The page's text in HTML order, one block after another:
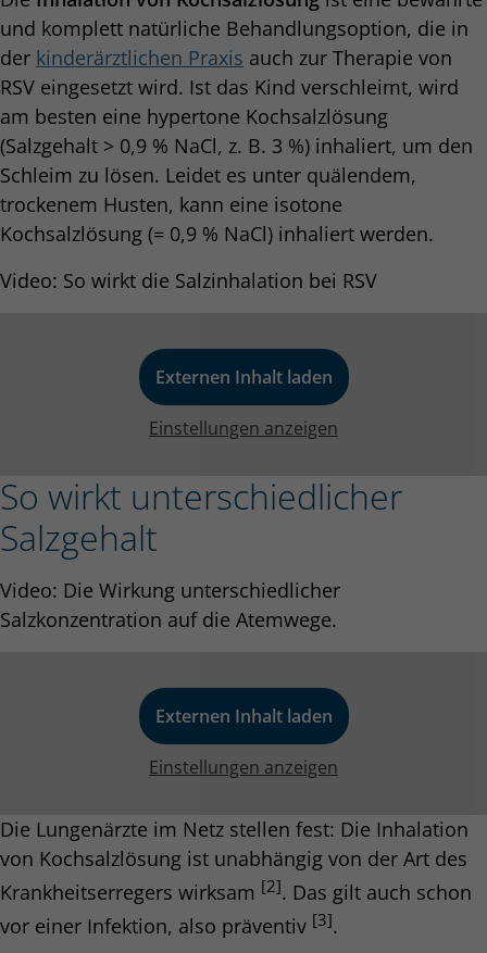
und komplett natürliche Behandlungsoption, die in
der kinderärztlichen Praxis auch zur Therapie von
RSV eingesetzt wird. Ist das Kind verschleimt, wird
am besten eine hypertone Kochsalzlösung
(Salzgehalt > 0,9 % NaCl, z. B. 3 %) inhaliert, um den
Schleim zu lösen. Leidet es unter quälendem,
trockenem Husten, kann eine isotone
Kochsalzlösung (= 0,9 % NaCl) inhaliert werden.
Video: So wirkt die Salzinhalation bei RSV
Externen Inhalt laden
Einstellungen anzeigen
So wirkt unterschiedlicher
Salzgehalt
Video: Die Wirkung unterschiedlicher
Salzkonzentration auf die Atemwege.
Externen Inhalt laden
Einstellungen anzeigen
Die Lungenärzte im Netz stellen fest: Die Inhalation
von Kochsalzlösung ist unabhängig von der Art des
Krankheitserregers wirksam [2]. Das gilt auch schon
vor einer Infektion, also präventiv [3].